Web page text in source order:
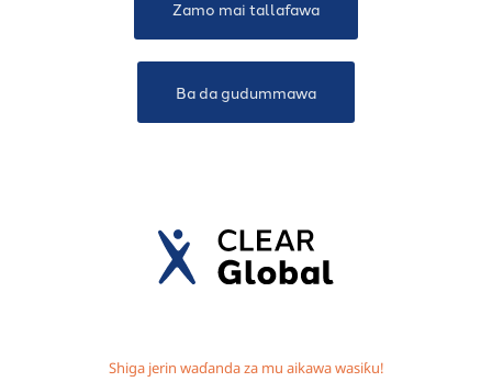
Zamo mai tallafawa
Ba da gudummawa
Shiga jerin waɗanda za mu aikawa wasiƙu!